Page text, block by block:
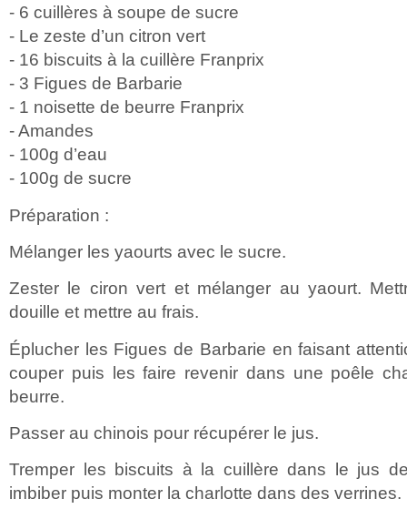
- 6 cuillères à soupe de sucre
- Le zeste d’un citron vert
- 16 biscuits à la cuillère Franprix
- 3 Figues de Barbarie
- 1 noisette de beurre Franprix
- Amandes
- 100g d’eau
- 100g de sucre
Préparation :
Mélanger les yaourts avec le sucre.
Zester le ciron vert et mélanger au yaourt.
douille et mettre au frais.
Éplucher les Figues de Barbarie en faisant
couper puis les faire revenir dans une poêle
beurre.
Passer au chinois pour récupérer le jus.
Tremper les biscuits à la cuillère dans le jus
imbiber puis monter la charlotte dans des verrines.